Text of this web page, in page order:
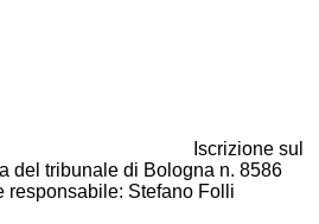
Iscrizione sul
del tribunale di Bologna n. 8586
responsabile: Stefano Folli